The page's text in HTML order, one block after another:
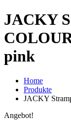
JACKY
pink
Home
Produkte
JACKY
Angebot!